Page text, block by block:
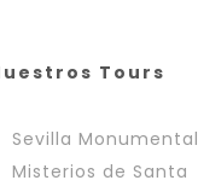
Tours
Sevilla Monumental
Misterios de Santa